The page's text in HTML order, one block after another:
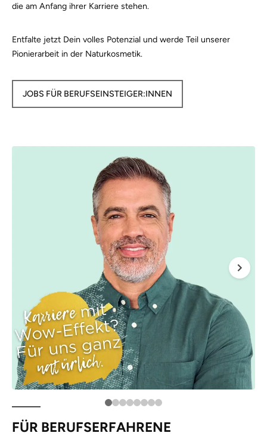
die am Anfang ihrer Karriere stehen.
Entfalte jetzt Dein volles Potenzial und werde Teil unserer
Pionierarbeit in der Naturkosmetik.
JOBS FÜR BERUFSEINSTEIGER:INNEN
FÜR BERUFSERFAHRENE